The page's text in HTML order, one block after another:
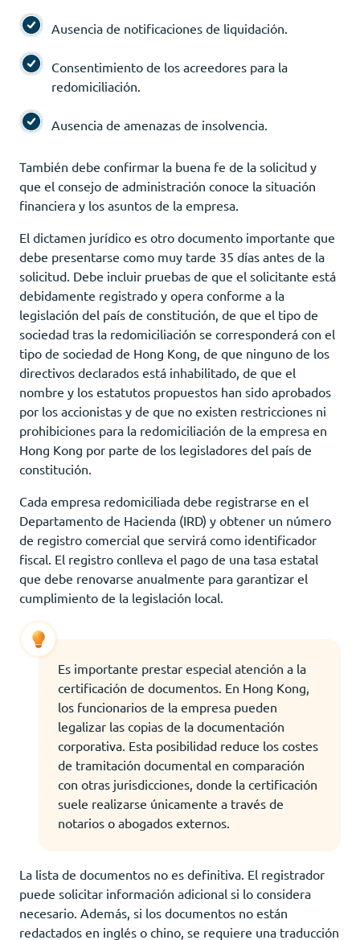
Ausencia de notificaciones de liquidación.
Consentimiento de los acreedores para la
redomiciliación.
Ausencia de amenazas de insolvencia.
También debe confirmar la buena fe de la solicitud y
que el consejo de administración conoce la situación
financiera y los asuntos de la empresa.
El dictamen jurídico es otro documento importante que
debe presentarse como muy tarde 35 días antes de la
solicitud. Debe incluir pruebas de que el solicitante está
debidamente registrado y opera conforme a la
legislación del país de constitución, de que el tipo de
sociedad tras la redomiciliación se corresponderá con el
tipo de sociedad de Hong Kong, de que ninguno de los
directivos declarados está inhabilitado, de que el
nombre y los estatutos propuestos han sido aprobados
por los accionistas y de que no existen restricciones ni
prohibiciones para la redomiciliación de la empresa en
Hong Kong por parte de los legisladores del país de
constitución.
Cada empresa redomiciliada debe registrarse en el
Departamento de Hacienda (IRD) y obtener un número
de registro comercial que servirá como identificador
fiscal. El registro conlleva el pago de una tasa estatal
que debe renovarse anualmente para garantizar el
cumplimiento de la legislación local.
Es importante prestar especial atención a la
certificación de documentos. En Hong Kong,
los funcionarios de la empresa pueden
legalizar las copias de la documentación
corporativa. Esta posibilidad reduce los costes
de tramitación documental en comparación
con otras jurisdicciones, donde la certificación
suele realizarse únicamente a través de
notarios o abogados externos.
La lista de documentos no es definitiva. El registrador
puede solicitar información adicional si lo considera
necesario. Además, si los documentos no están
redactados en inglés o chino, se requiere una traducción